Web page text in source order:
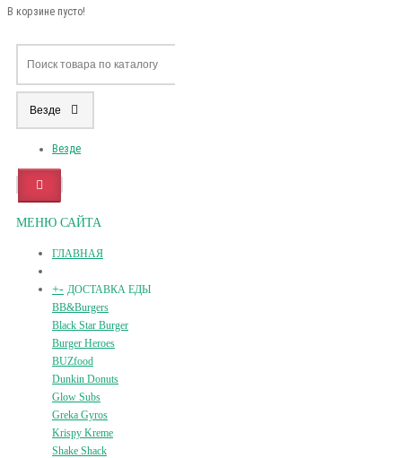
В корзине пусто!
Везде
Везде
МЕНЮ САЙТА
ГЛАВНАЯ
+- ДОСТАВКА ЕДЫ
BB&Burgers
Black Star Burger
Burger Heroes
BUZfood
Dunkin Donuts
Glow Subs
Greka Gyros
Krispy Kreme
Shake Shack